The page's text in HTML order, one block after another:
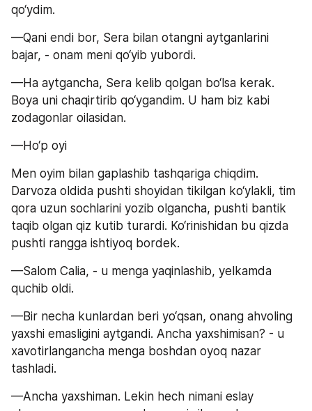
qo‘ydim.
—Qani endi bor, Sera bilan otangni aytganlarini
bajar, - onam meni qo‘yib yubordi.
—Ha aytgancha, Sera kelib qolgan bo‘lsa kerak.
Boya uni chaqirtirib qo‘ygandim. U ham biz kabi
zodagonlar oilasidan.
—Ho‘p oyi
Men oyim bilan gaplashib tashqariga chiqdim.
Darvoza oldida pushti shoyidan tikilgan ko‘ylakli, tim
qora uzun sochlarini yozib olgancha, pushti bantik
taqib olgan qiz kutib turardi. Ko‘rinishidan bu qizda
pushti rangga ishtiyoq bordek.
—Salom Calia, - u menga yaqinlashib, yelkamda
quchib oldi.
—Bir necha kunlardan beri yo‘qsan, onang ahvoling
yaxshi emasligini aytgandi. Ancha yaxshimisan? - u
xavotirlangancha menga boshdan oyoq nazar
tashladi.
—Ancha yaxshiman. Lekin hech nimani eslay